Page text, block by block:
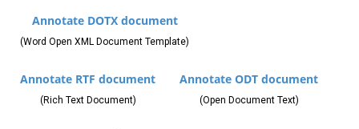
Annotate DOTX document
(Word Open XML Document Template)
Annotate RTF document
(Rich Text Document)
Annotate ODT document
(Open Document Text)